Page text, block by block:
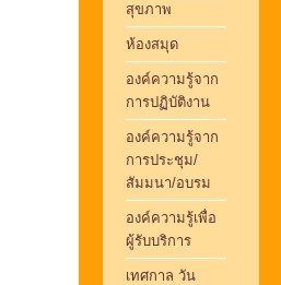
สุขภาพ
ห้องสมุด
องค์ความรู้จาก
การปฏิบัติงาน
องค์ความรู้จาก
การประชุม/
สัมมนา/อบรม
องค์ความรู้เพื่อ
ผู้รับบริการ
เทศกาล วัน